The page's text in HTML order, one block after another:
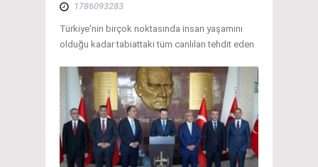
1786093283
Türkiye'nin birçok noktasında insan yaşamını
olduğu kadar tabiattaki tüm canlıları tehdit eden